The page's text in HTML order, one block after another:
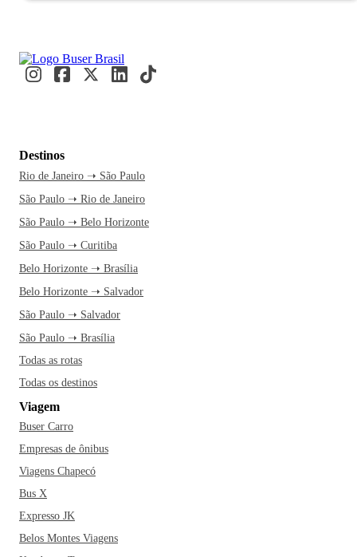
"Mangá", como é carinhosamente chamada, foi uma cidade
muito importante no Brasil do século XIX. Era onde ficava
prédios históricos, construções abandonadas, que recontam a
história de quem somos.
Com a Estrada de Ferro Central do Brasil, em 1914, o
progresso começa a despontar na cidade. Algumas décadas
graças à construção da rodovia Rio-Santos (BR-101).
Assim, Mangaratiba iniciou uma nova era com o avanço do
turismo, impulsionada pelos seus diversos atrativos naturais.
Mangaratiba é a porta de entrada da Costa Verde, na
paradisíacas, praias com águas cristalinas, cachoeiras e
muitos outros atrativos naturais. Ah, além disso, "Mangá" é
um dos principais acessos à paradisíaca Ilha Grande, por
meio do cais do centro de Mangaratiba e de Conceição de
Jacareí.
leva o nome da cidade, Mangaratiba, e é onde fica a sede
Destinos
Rio de Janeiro ➝ São Paulo
São Paulo ➝ Rio de Janeiro
São Paulo ➝ Belo Horizonte
São Paulo ➝ Curitiba
Belo Horizonte ➝ Brasília
Belo Horizonte ➝ Salvador
São Paulo ➝ Salvador
São Paulo ➝ Brasília
Todas as rotas
Todas os destinos
Viagem
Buser Carro
Empresas de ônibus
Viagens Chapecó
Bus X
Expresso JK
Belos Montes Viagens